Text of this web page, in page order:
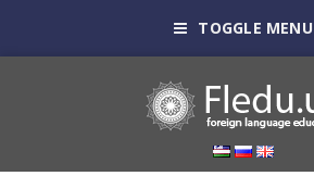
TOGGLE MENU